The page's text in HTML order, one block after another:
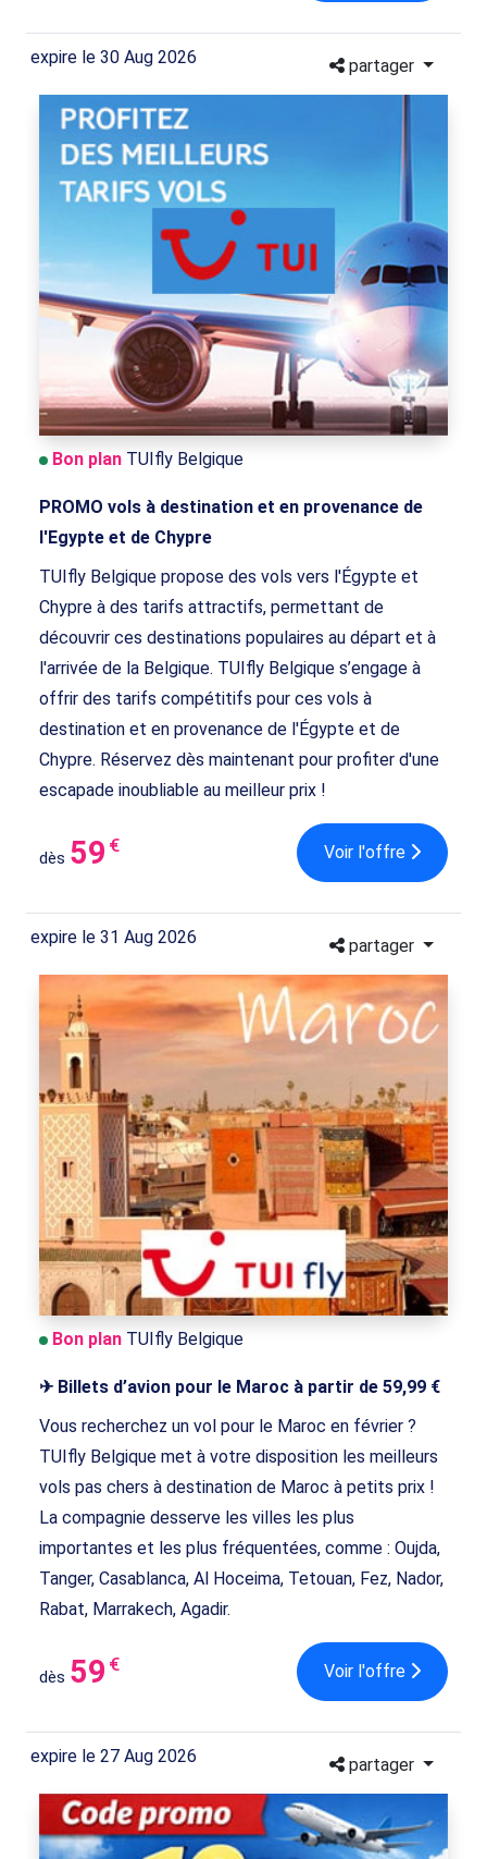
expire le 30 Aug 2026 partager
Bon plan TUIfly Belgique
PROMO vols à destination et en provenance de
l'Egypte et de Chypre
TUIfly Belgique propose des vols vers l'Égypte et
Chypre à des tarifs attractifs, permettant de
découvrir ces destinations populaires au départ et à
l'arrivée de la Belgique. TUIfly Belgique s’engage à
offrir des tarifs compétitifs pour ces vols à
destination et en provenance de l'Égypte et de
Chypre. Réservez dès maintenant pour profiter d'une
escapade inoubliable au meilleur prix !
dès 59 € Voir l'offre
expire le 31 Aug 2026 partager
Bon plan TUIfly Belgique
✈ Billets d’avion pour le Maroc à partir de 59,99 €
Vous recherchez un vol pour le Maroc en février ?
TUIfly Belgique met à votre disposition les meilleurs
vols pas chers à destination de Maroc à petits prix !
La compagnie desserve les villes les plus
importantes et les plus fréquentées, comme : Oujda,
Tanger, Casablanca, Al Hoceima, Tetouan, Fez, Nador,
Rabat, Marrakech, Agadir.
dès 59 € Voir l'offre
expire le 27 Aug 2026 partager